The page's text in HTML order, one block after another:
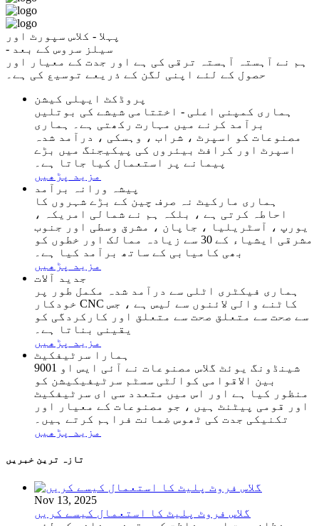
پہلا - کلاس سپورٹ اور
- سیلز سروس کے بعد
ہم نے آہستہ آہستہ ترقی کی ہے اور جدت کے معیار اور
حصول کے لئے اپنی لگن کے ذریعے توسیع کی ہے۔
پروڈکٹ ایپلی کیشن
ہماری کمپنی اعلی - اختتامی شیشے کی بوتلیں
برآمد کرنے میں مہارت رکھتی ہے۔ ہماری
مصنوعات کو اسپرٹ ، شراب ، وہسکی ، درآمد شدہ
اسپرٹ اور کرافٹ بیئروں کی پیکیجنگ میں بڑے
پیمانے پر استعمال کیا جاتا ہے۔
مزید پڑھیں
پیشہ ورانہ برآمد
ہماری مارکیٹ نہ صرف چین کے بڑے شہروں کا
احاطہ کرتی ہے ، بلکہ ہم نے شمالی امریکہ ،
یورپ ، آسٹریلیا ، جاپان ، مشرق وسطی اور جنوب
مشرقی ایشیاء کے 30 سے ​​زیادہ ممالک اور خطوں کو
بھی کامیابی کے ساتھ برآمد کیا ہے۔
مزید پڑھیں
جدید آلات
ہماری فیکٹری اٹلی سے درآمد شدہ مکمل طور پر
خودکار CNC کاٹنے والی لائنوں سے لیس ہے ، جس
سے صحت سے متعلق صحت سے متعلق اور کارکردگی کو
یقینی بناتا ہے۔
مزید پڑھیں
ہمارا سرٹیفکیٹ
شینڈونگ یوئٹ گلاس مصنوعات نے آئی ایس او 9001
بین الاقوامی کوالٹی سسٹم سرٹیفیکیشن کو
منظور کیا ہے اور اس میں متعدد سی ای سرٹیفکیٹ
اور قومی پیٹنٹ ہیں ، جو مصنوعات کے معیار اور
تکنیکی جدت کی ٹھوس ضمانت فراہم کرتے ہیں۔
مزید پڑھیں
تازہ ترین خبریں
Nov 13, 2025
گلاس فروٹ پلیٹ کا استعمال کیسے کریں